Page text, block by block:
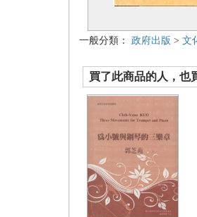
一般分類： 政府出版 > 文
買了此商品的人，也